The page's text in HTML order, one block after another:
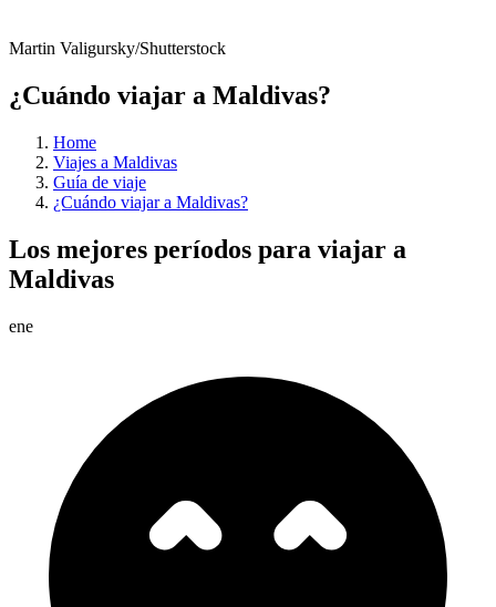
Martin Valigursky/Shutterstock
¿Cuándo viajar a Maldivas?
Home
Viajes a Maldivas
Guía de viaje
¿Cuándo viajar a Maldivas?
Los mejores períodos para viajar a
Maldivas
ene